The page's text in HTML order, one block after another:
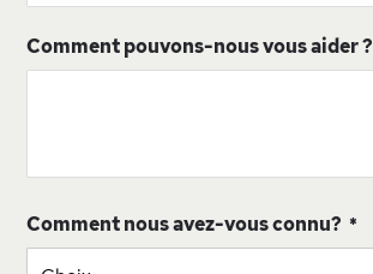
Comment pouvons-nous vous aider ?
Comment nous avez-vous connu?